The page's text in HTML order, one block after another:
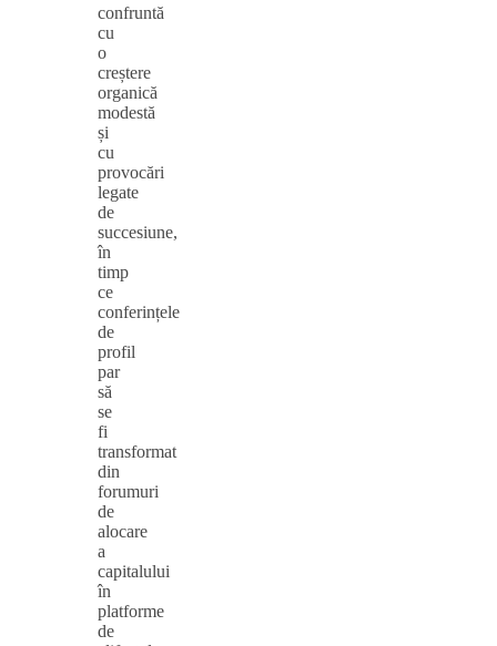
confruntă
cu
o
creștere
organică
modestă
și
cu
provocări
legate
de
succesiune,
în
timp
ce
conferințele
de
profil
par
să
se
fi
transformat
din
forumuri
de
alocare
a
capitalului
în
platforme
de